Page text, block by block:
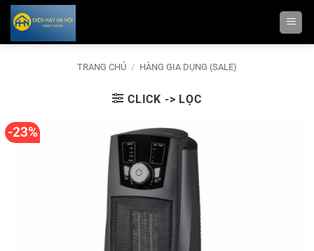
Bỏ
qua
nội
TRANG CHỦ / HÀNG GIA DỤNG (SALE)
CLICK -> LỌC
-23%